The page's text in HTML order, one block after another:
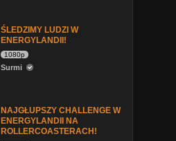
ŚLEDZIMY LUDZI W
ENERGYLANDII!
1080p
Surmi
NAJGŁUPSZY CHALLENGE W
ENERGYLANDII NA
ROLLERCOASTERACH!